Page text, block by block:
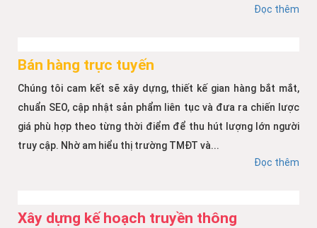
Đọc thêm
Bán hàng trực tuyến
Chúng tôi cam kết sẽ xây dựng, thiết kế gian hàng bắt mắt,
chuẩn SEO, cập nhật sản phẩm liên tục và đưa ra chiến lược
giá phù hợp theo từng thời điểm để thu hút lượng lớn người
truy cập. Nhờ am hiểu thị trường TMĐT và...
Đọc thêm
Xây dựng kế hoạch truyền thông